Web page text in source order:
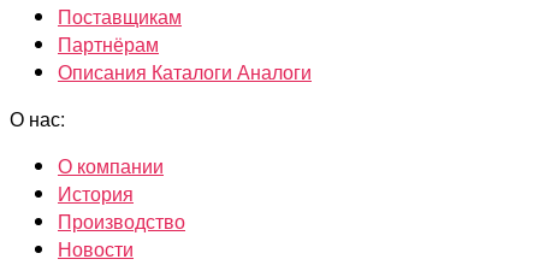
Поставщикам
Партнёрам
Описания Каталоги Аналоги
О нас:
О компании
История
Производство
Новости